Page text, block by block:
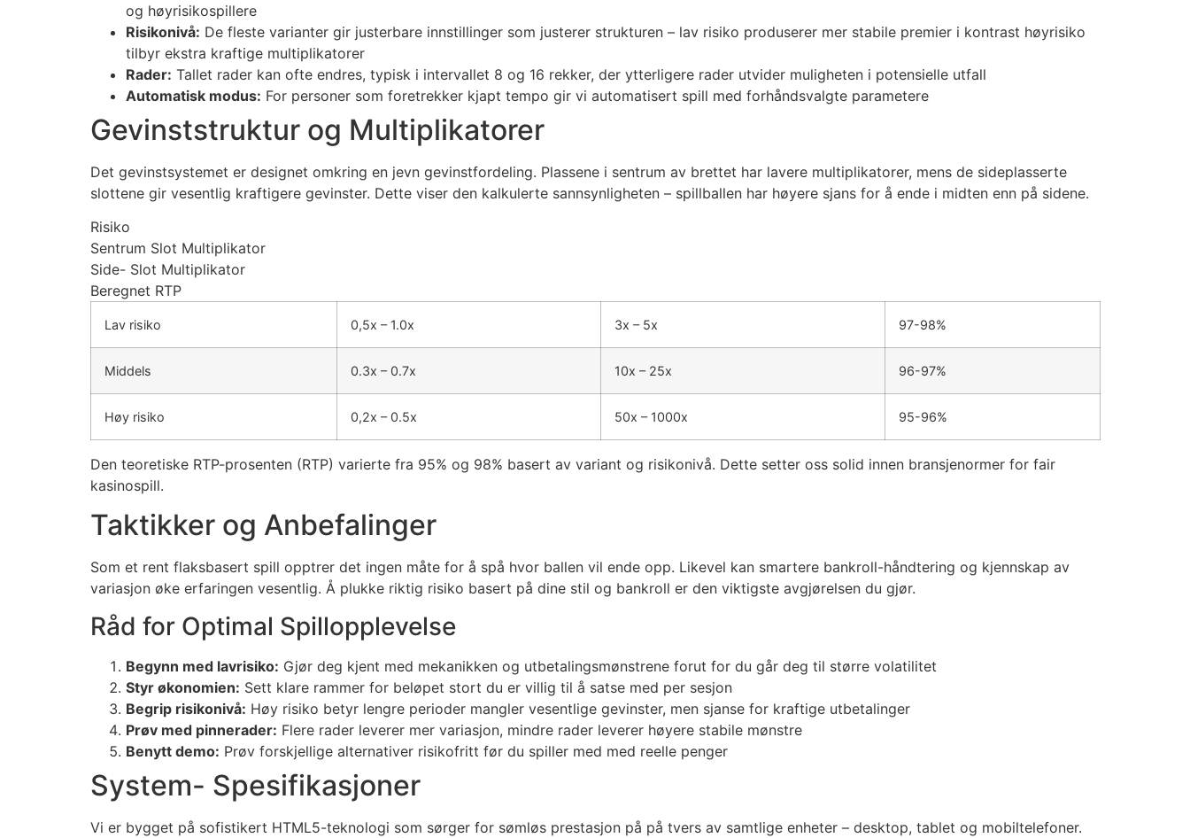
og høyrisikospillere
Risikonivå: De fleste varianter gir justerbare innstillinger som justerer strukturen – lav risiko produserer mer stabile premier i kontrast høyrisiko
tilbyr ekstra kraftige multiplikatorer
Rader: Tallet rader kan ofte endres, typisk i intervallet 8 og 16 rekker, der ytterligere rader utvider muligheten i potensielle utfall
Automatisk modus: For personer som foretrekker kjapt tempo gir vi automatisert spill med forhåndsvalgte parametere
Gevinststruktur og Multiplikatorer
Det gevinstsystemet er designet omkring en jevn gevinstfordeling. Plassene i sentrum av brettet har lavere multiplikatorer, mens de sideplasserte
slottene gir vesentlig kraftigere gevinster. Dette viser den kalkulerte sannsynligheten – spillballen har høyere sjans for å ende i midten enn på sidene.
Risiko
Sentrum Slot Multiplikator
Side- Slot Multiplikator
Beregnet RTP
Lav risiko 0,5x – 1.0x 3x – 5x 97-98%
Middels 0.3x – 0.7x 10x – 25x 96-97%
Høy risiko 0,2x – 0.5x 50x – 1000x 95-96%
Den teoretiske RTP-prosenten (RTP) varierte fra 95% og 98% basert av variant og risikonivå. Dette setter oss solid innen bransjenormer for fair
kasinospill.
Taktikker og Anbefalinger
Som et rent flaksbasert spill opptrer det ingen måte for å spå hvor ballen vil ende opp. Likevel kan smartere bankroll-håndtering og kjennskap av
variasjon øke erfaringen vesentlig. Å plukke riktig risiko basert på dine stil og bankroll er den viktigste avgjørelsen du gjør.
Råd for Optimal Spillopplevelse
Begynn med lavrisiko: Gjør deg kjent med mekanikken og utbetalingsmønstrene forut for du går deg til større volatilitet
Styr økonomien: Sett klare rammer for beløpet stort du er villig til å satse med per sesjon
Begrip risikonivå: Høy risiko betyr lengre perioder mangler vesentlige gevinster, men sjanse for kraftige utbetalinger
Prøv med pinnerader: Flere rader leverer mer variasjon, mindre rader leverer høyere stabile mønstre
Benytt demo: Prøv forskjellige alternativer risikofritt før du spiller med med reelle penger
System- Spesifikasjoner
Vi er bygget på sofistikert HTML5-teknologi som sørger for sømløs prestasjon på på tvers av samtlige enheter – desktop, tablet og mobiltelefoner.